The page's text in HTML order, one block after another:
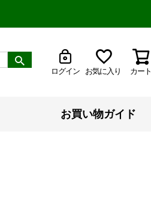
ログイン お気に入り カート
お買い物ガイド